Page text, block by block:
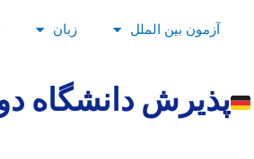
آزمون بین الملل زبان
پذیرش دانشگاه